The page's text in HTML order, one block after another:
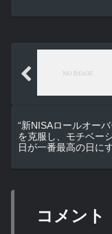
“新NISAロールオー
を克服し、モチベー
日が一番最高の日に
コメント